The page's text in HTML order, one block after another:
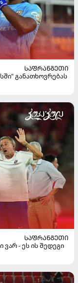
ᲡᲐᲤᲠᲐᲜᲒᲔᲗᲘ
განათხოვრებას
ᲡᲐᲤᲠᲐᲜᲒᲔᲗᲘ
- ეს ის შედეგი